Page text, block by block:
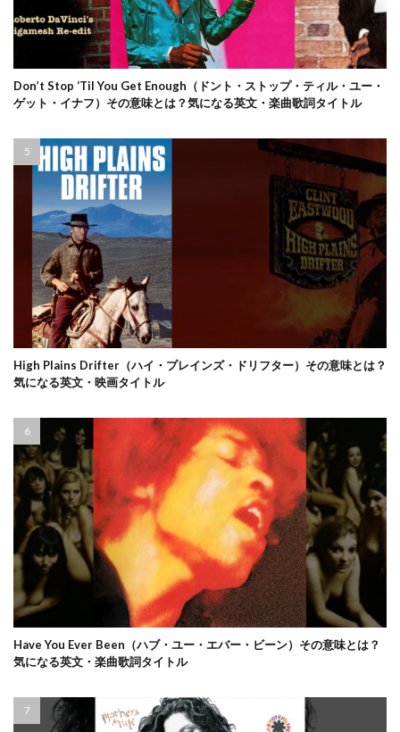
Don’t Stop ‘Til You Get Enough（ドント・ストップ・ティル・ユー・
ゲット・イナフ）その意味とは？気になる英文・楽曲歌詞タイトル
High Plains Drifter（ハイ・プレインズ・ドリフター）その意味とは？
気になる英文・映画タイトル
Have You Ever Been（ハブ・ユー・エバー・ビーン）その意味とは？
気になる英文・楽曲歌詞タイトル